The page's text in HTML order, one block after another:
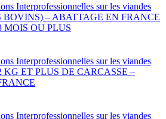
Interprofessionnelles sur les viandes
BOVINS) – ABATTAGE EN FRANCE
MOIS OU PLUS
Interprofessionnelles sur les viandes
KG ET PLUS DE CARCASSE –
Interprofessionnelles sur les viandes